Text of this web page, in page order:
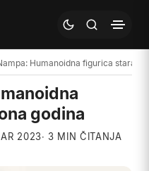
Humanoidna figurica stara 2
godina
2023· 3 MIN ČITANJA